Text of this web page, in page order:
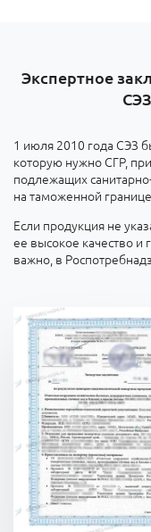
Экспертное
1 июля 2010 года СЭЗ
которую нужно СГР,
подлежащих
на таможенной
Если продукция не
ее высокое качество и
важно, в